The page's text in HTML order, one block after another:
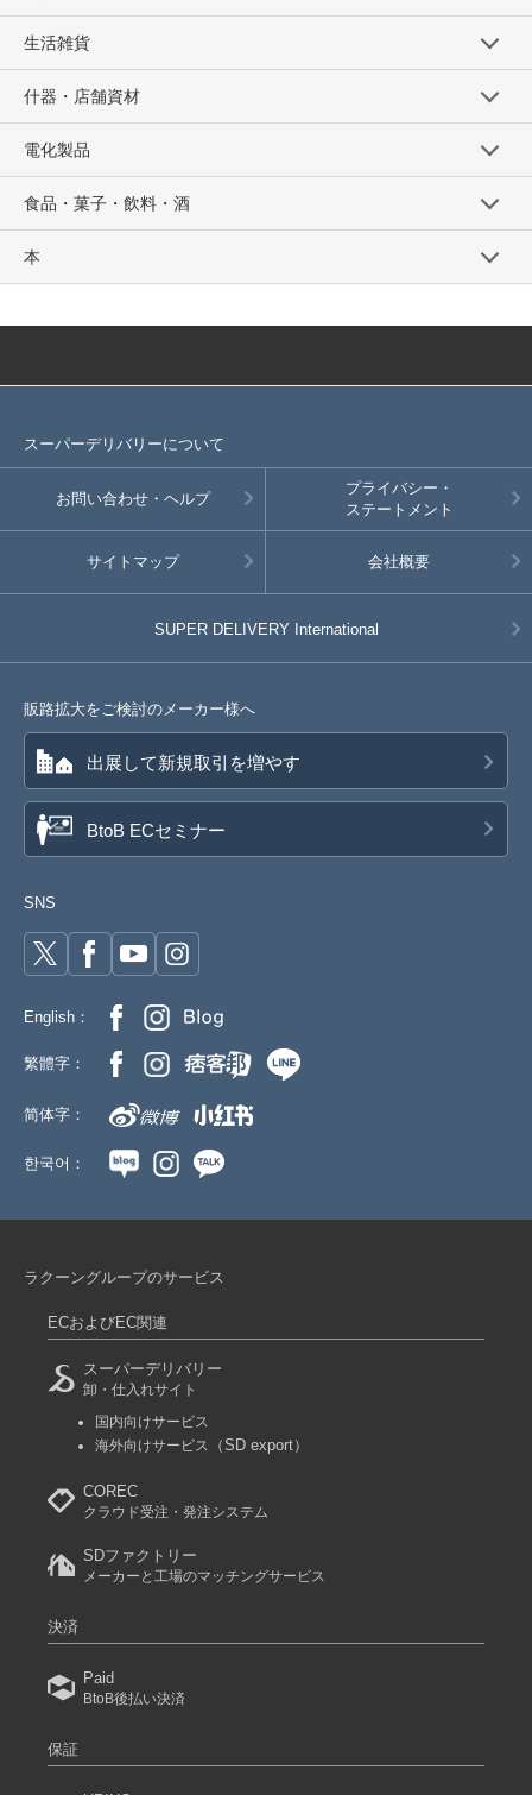
生活雑貨
什器・店舗資材
電化製品
食品・菓子・飲料・酒
本
スーパーデリバリーについて
お問い合わせ・ヘルプ
プライバシー・
ステートメント
サイトマップ 会社概要
SUPER DELIVERY International
販路拡大をご検討のメーカー様へ
出展して新規取引を増やす
BtoB ECセミナー
SNS
English：
繁體字：
简体字：
한국어：
ラクーングループのサービス
ECおよびEC関連
スーパーデリバリー
卸・仕入れサイト
国内向けサービス
海外向けサービス
（SD export）
COREC
クラウド受注・発注システム
SDファクトリー
メーカーと工場のマッチングサービス
決済
Paid
BtoB後払い決済
保証